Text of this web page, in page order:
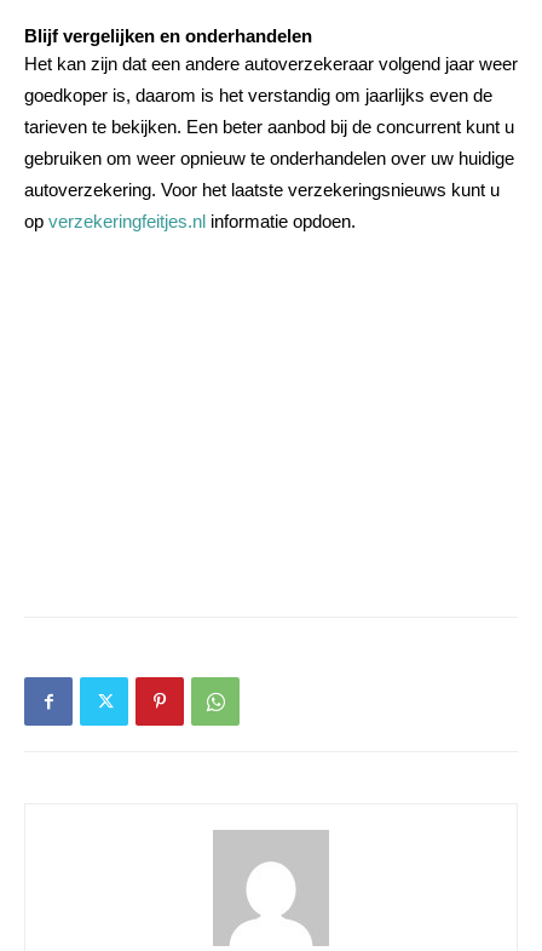
Blijf vergelijken en onderhandelen
Het kan zijn dat een andere autoverzekeraar volgend jaar weer
goedkoper is, daarom is het verstandig om jaarlijks even de
tarieven te bekijken. Een beter aanbod bij de concurrent kunt u
gebruiken om weer opnieuw te onderhandelen over uw huidige
autoverzekering. Voor het laatste verzekeringsnieuws kunt u
op verzekeringfeitjes.nl informatie opdoen.